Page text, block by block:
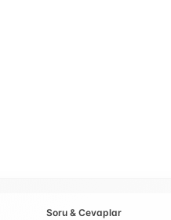
Soru & Cevaplar